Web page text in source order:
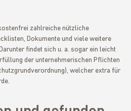
zahlreiche nützliche
Dokumente und viele weitere
findet sich u. a. sogar ein leicht
der unternehmerischen Pflichten
welcher extra für